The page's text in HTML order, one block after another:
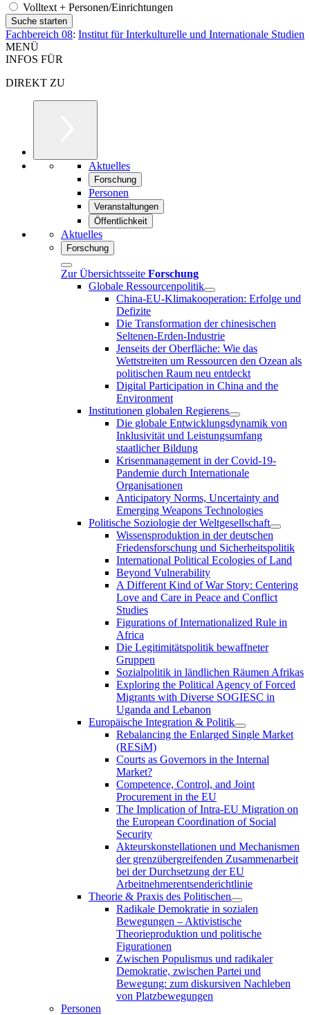
Volltext + Personen/Einrichtungen
Fachbereich 08: Institut für Interkulturelle und Internationale Studien
MENÜ
INFOS FÜR
DIREKT ZU
Aktuelles
Forschung
Personen
Veranstaltungen
Öffentlichkeit
Aktuelles
Forschung
Zur Übersichtsseite Forschung
Globale Ressourcenpolitik
China-EU-Klimakooperation: Erfolge und
Defizite
Die Transformation der chinesischen
Seltenen-Erden-Industrie
Jenseits der Oberfläche: Wie das
Wettstreiten um Ressourcen den Ozean als
politischen Raum neu entdeckt
Digital Participation in China and the
Environment
Institutionen globalen Regierens
Die globale Entwicklungsdynamik von
Inklusivität und Leistungsumfang
staatlicher Bildung
Krisenmanagement in der Covid-19-
Pandemie durch Internationale
Organisationen
Anticipatory Norms, Uncertainty and
Emerging Weapons Technologies
Politische Soziologie der Weltgesellschaft
Wissensproduktion in der deutschen
Friedensforschung und Sicherheitspolitik
International Political Ecologies of Land
Beyond Vulnerability
A Different Kind of War Story: Centering
Love and Care in Peace and Conflict
Studies
Figurations of Internationalized Rule in
Africa
Die Legitimitätspolitik bewaffneter
Gruppen
Sozialpolitik in ländlichen Räumen Afrikas
Exploring the Political Agency of Forced
Migrants with Diverse SOGIESC in
Uganda and Lebanon
Europäische Integration & Politik
Rebalancing the Enlarged Single Market
(RESiM)
Courts as Governors in the Internal
Market?
Competence, Control, and Joint
Procurement in the EU
The Implication of Intra-EU Migration on
the European Coordination of Social
Security
Akteurskonstellationen und Mechanismen
der grenzübergreifenden Zusammenarbeit
bei der Durchsetzung der EU
Arbeitnehmerentsenderichtlinie
Theorie & Praxis des Politischen
Radikale Demokratie in sozialen
Bewegungen – Aktivistische
Theorieproduktion und politische
Figurationen
Zwischen Populismus und radikaler
Demokratie, zwischen Partei und
Bewegung: zum diskursiven Nachleben
von Platzbewegungen
Personen